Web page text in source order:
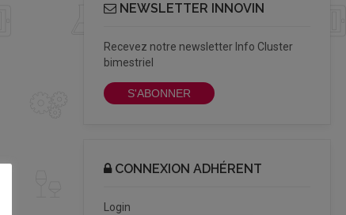
NEWSLETTER INNOVIN
Recevez notre newsletter Info Cluster
bimestriel
S'ABONNER
CONNEXION ADHÉRENT
Login